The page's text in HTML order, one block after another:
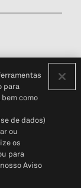
(em inglês)
Global
para
como
de dados)
ou
os
para
Aviso